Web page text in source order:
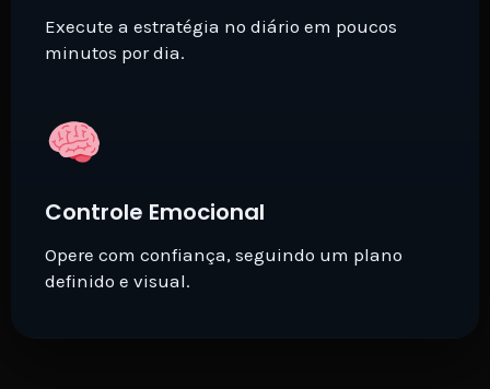
Execute a estratégia no diário em poucos
minutos por dia.
Controle Emocional
Opere com confiança, seguindo um plano
definido e visual.